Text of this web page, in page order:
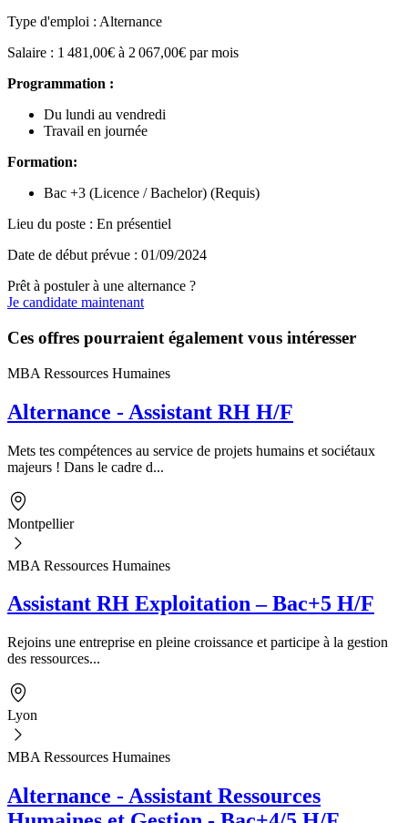
Type d'emploi : Alternance
Salaire : 1 481,00€ à 2 067,00€ par mois
Programmation :
Du lundi au vendredi
Travail en journée
Formation:
Bac +3 (Licence / Bachelor) (Requis)
Lieu du poste : En présentiel
Date de début prévue : 01/09/2024
Prêt à postuler à une alternance ?
Je candidate maintenant
Ces offres pourraient également vous intéresser
MBA Ressources Humaines
Alternance - Assistant RH H/F
Mets tes compétences au service de projets humains et sociétaux
majeurs ! Dans le cadre d...
Montpellier
MBA Ressources Humaines
Assistant RH Exploitation – Bac+5 H/F
Rejoins une entreprise en pleine croissance et participe à la gestion
des ressources...
Lyon
MBA Ressources Humaines
Alternance - Assistant Ressources